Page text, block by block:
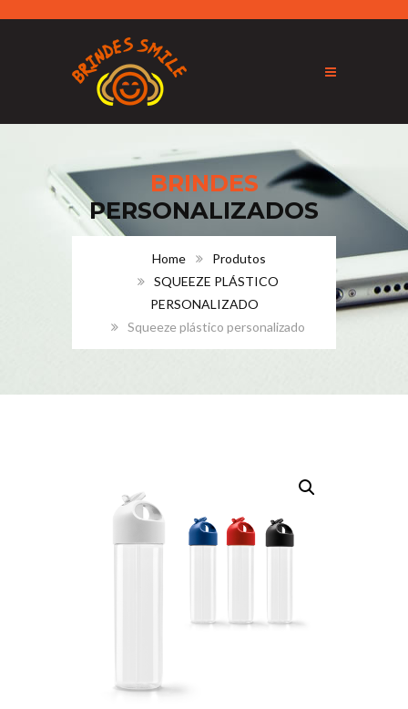
BRINDES
PERSONALIZADOS
Home
Produtos
SQUEEZE PLÁSTICO
PERSONALIZADO
Squeeze plástico personalizado